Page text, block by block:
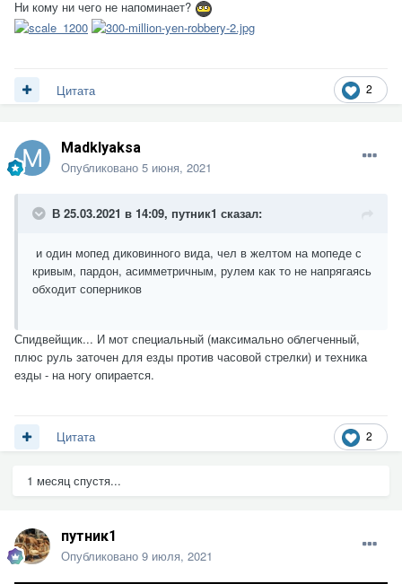
Ни кому ни чего не напоминает?
2
Цитата
Madklyaksa
Опубликовано 5 июня, 2021
В 25.03.2021 в 14:09, путник1 сказал:
и один мопед диковинного вида, чел в желтом на мопеде с
кривым, пардон, асимметричным, рулем как то не напрягаясь
обходит соперников
Спидвейщик... И мот специальный (максимально облегченный,
плюс руль заточен для езды против часовой стрелки) и техника
езды - на ногу опирается.
2
Цитата
1 месяц спустя...
путник1
Опубликовано 9 июля, 2021